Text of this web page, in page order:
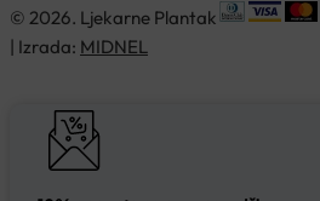
© 2026. Ljekarne Plantak
| Izrada: MIDNEL